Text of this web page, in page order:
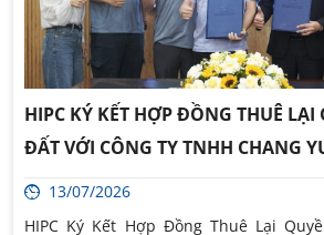
HIPC KÝ KẾT HỢP ĐỒNG THUÊ
ĐẤT VỚI CÔNG TY TNHH CHANG
13/07/2026
HIPC Ký Kết Hợp Đồng Thuê Lại